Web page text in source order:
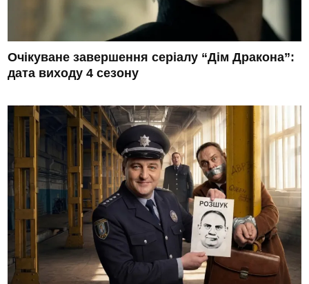
Очікуване завершення серіалу “Дім Дракона”:
дата виходу 4 сезону